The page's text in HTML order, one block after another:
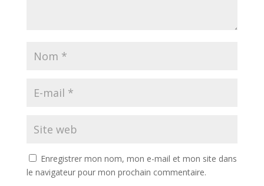
Enregistrer mon nom, mon e-mail et mon site dans
le navigateur pour mon prochain commentaire.